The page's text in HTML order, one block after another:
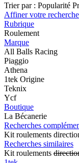
Trier par : Popularité
Affiner votre recherche
Rubrique
Roulement
Marque
All Balls Racing
Piaggio
Athena
1tek Origine
Teknix
Ycf
Boutique
La Bécanerie
Recherches
Kit roulements
Recherches similaires
Kit roulements